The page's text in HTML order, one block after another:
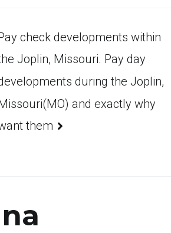
check developments within
Joplin, Missouri. Pay day
during the Joplin,
and exactly why
them